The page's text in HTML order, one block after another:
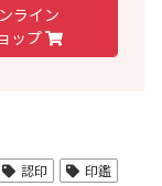
ライン
ップ
認印
印鑑